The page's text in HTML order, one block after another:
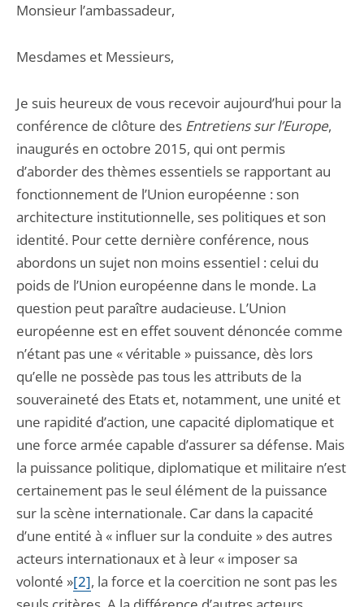
Monsieur l’ambassadeur,
Mesdames et Messieurs,
Je suis heureux de vous recevoir aujourd’hui pour la
conférence de clôture des Entretiens surl’Europe,
inaugurés en octobre 2015, qui ont permis
d’aborder des thèmes essentiels se rapportant au
fonctionnement de l’Union européenne : son
architecture institutionnelle, ses politiques et son
identité. Pour cette dernière conférence, nous
abordons un sujet non moins essentiel : celui du
poids de l’Union européenne dans le monde. La
question peut paraître audacieuse. L’Union
européenne est en effet souvent dénoncée comme
n’étant pas une « véritable » puissance, dès lors
qu’elle ne possède pas tous les attributs de la
souveraineté des Etats et, notamment, une unité et
une rapidité d’action, une capacité diplomatique et
une force armée capable d’assurer sa défense. Mais
la puissance politique, diplomatique et militaire n’est
certainement pas le seul élément de la puissance
sur la scène internationale. Car dans la capacité
d’une entité à « influer sur la conduite » des autres
acteurs internationaux et à leur « imposer sa
volonté »[2], la force et la coercition ne sont pas les